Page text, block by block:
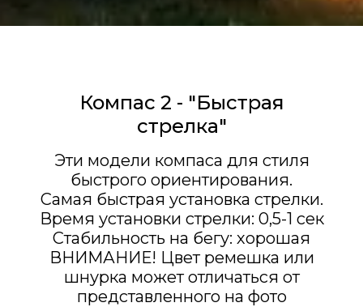
Компас 2 - "Быстрая
стрелка"
Эти модели компаса для стиля
быстрого ориентирования.
Самая быстрая установка стрелки.
Время установки стрелки: 0,5-1 сек
Стабильность на бегу: хорошая
​​​​​​​ВНИМАНИЕ! Цвет ремешка или
шнурка может отличаться от
представленного на фото